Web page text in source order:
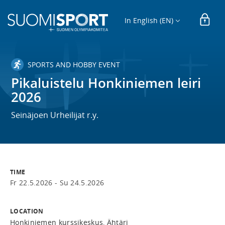
In English (EN)
SPORTS AND HOBBY EVENT
Pikaluistelu Honkiniemen leiri
2026
Seinäjoen Urheilijat r.y.
TIME
Fr 22.5.2026 - Su 24.5.2026
LOCATION
Honkiniemen kurssikeskus, Ähtäri